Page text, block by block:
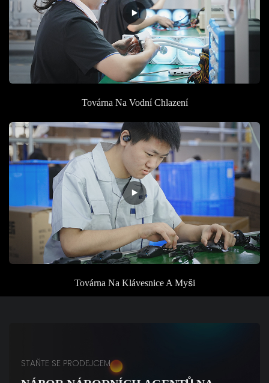
TovárnaNa Vodní Chlazení
Továrna Na Klávesnice A Myši
STAŇTE SE PRODEJCEM